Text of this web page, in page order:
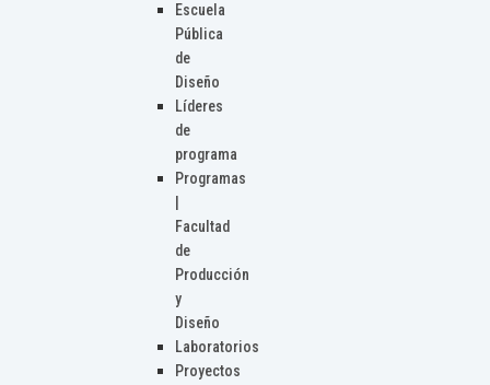
Escuela
Pública
de
Diseño
Líderes
de
programa
Programas
Facultad
de
Producción
y
Diseño
Laboratorios
Proyectos